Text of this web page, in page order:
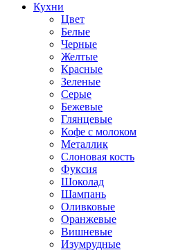
Кухни
Цвет
Белые
Черные
Желтые
Красные
Зеленые
Серые
Бежевые
Глянцевые
Кофе с молоком
Металлик
Слоновая кость
Фуксия
Шоколад
Шампань
Оливковые
Оранжевые
Вишневые
Изумрудные